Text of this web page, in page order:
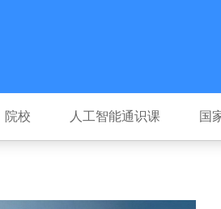
院校 人工智能通识课 国